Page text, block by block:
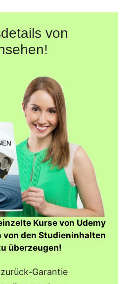
von
Kurse von Udemy
von den Studieninhalten
überzeugen!
Garantie